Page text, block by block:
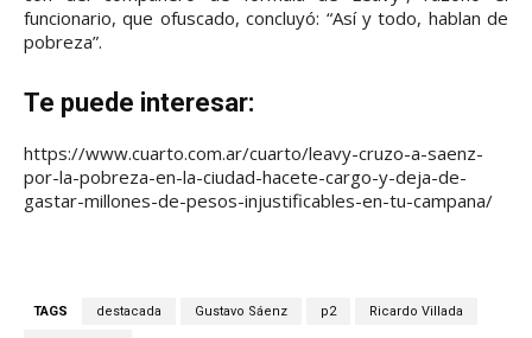
funcionario, que ofuscado, concluyó: “Así y todo, hablan de
pobreza”.
Te puede interesar:
https://www.cuarto.com.ar/cuarto/leavy-cruzo-a-saenz-
por-la-pobreza-en-la-ciudad-hacete-cargo-y-deja-de-
gastar-millones-de-pesos-injustificables-en-tu-campana/
TAGS destacada Gustavo Sáenz p2 Ricardo Villada